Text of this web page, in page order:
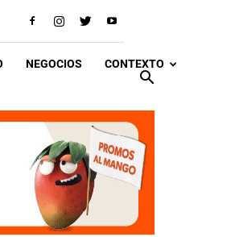
NEGOCIOS CONTEXTO